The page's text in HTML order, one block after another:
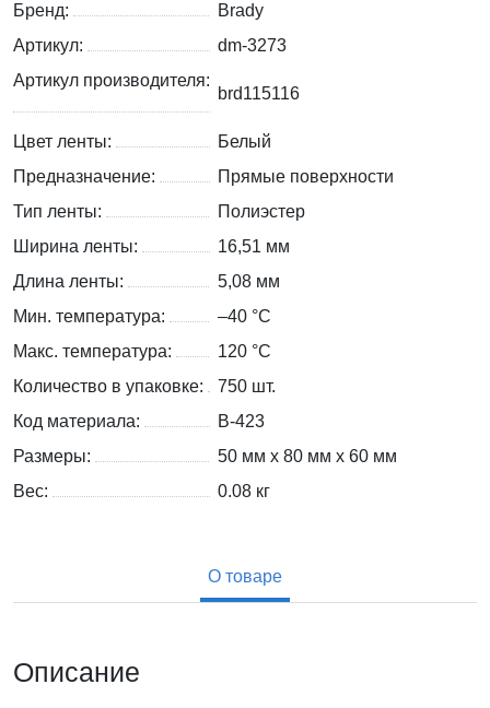
Бренд:
Brady
Артикул:
dm-3273
Артикул производителя:
brd115116
Цвет ленты:
Белый
Предназначение:
Прямые поверхности
Тип ленты:
Полиэстер
Ширина ленты:
16,51 мм
Длина ленты:
5,08 мм
Мин. температура:
–40 °С
Макс. температура:
120 °С
Количество в упаковке:
750 шт.
Код материала:
B-423
Размеры:
50 мм x 80 мм x 60 мм
Вес:
0.08 кг
О товаре
Описание